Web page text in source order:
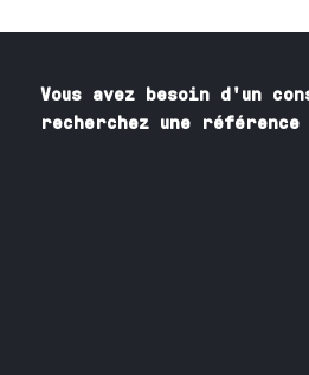
Vous avez besoin d'un
recherchez une référence